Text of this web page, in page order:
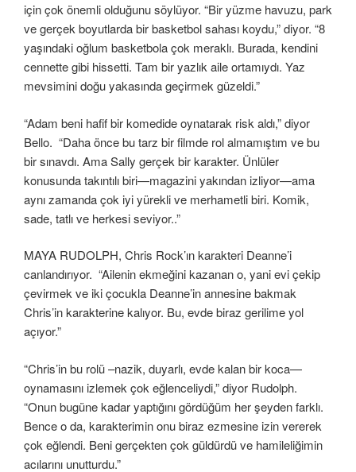
için çok önemli olduğunu söylüyor. “Bir yüzme havuzu, park
ve gerçek boyutlarda bir basketbol sahası koydu,” diyor. “8
yaşındaki oğlum basketbola çok meraklı. Burada, kendini
cennette gibi hissetti. Tam bir yazlık aile ortamıydı. Yaz
mevsimini doğu yakasında geçirmek güzeldi.”
“Adam beni hafif bir komedide oynatarak risk aldı,” diyor
Bello. “Daha önce bu tarz bir filmde rol almamıştım ve bu
bir sınavdı. Ama Sally gerçek bir karakter. Ünlüler
konusunda takıntılı biri—magazini yakından izliyor—ama
aynı zamanda çok iyi yürekli ve merhametli biri. Komik,
sade, tatlı ve herkesi seviyor..”
MAYA RUDOLPH, Chris Rock’ın karakteri Deanne’i
canlandırıyor. “Ailenin ekmeğini kazanan o, yani evi çekip
çevirmek ve iki çocukla Deanne’in annesine bakmak
Chris’in karakterine kalıyor. Bu, evde biraz gerilime yol
açıyor.”
“Chris’in bu rolü –nazik, duyarlı, evde kalan bir koca—
oynamasını izlemek çok eğlenceliydi,” diyor Rudolph.
“Onun bugüne kadar yaptığını gördüğüm her şeyden farklı.
Bence o da, karakterimin onu biraz ezmesine izin vererek
çok eğlendi. Beni gerçekten çok güldürdü ve hamileliğimin
acılarını unutturdu.”